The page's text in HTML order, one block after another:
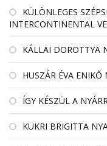
KÜLÖNLEGES
INTERCONTINENTAL
KÁLLAI DOROTTYA
HUSZÁR ÉVA ENIKŐ
ÍGY KÉSZÜL A
KUKRI BRIGITTA